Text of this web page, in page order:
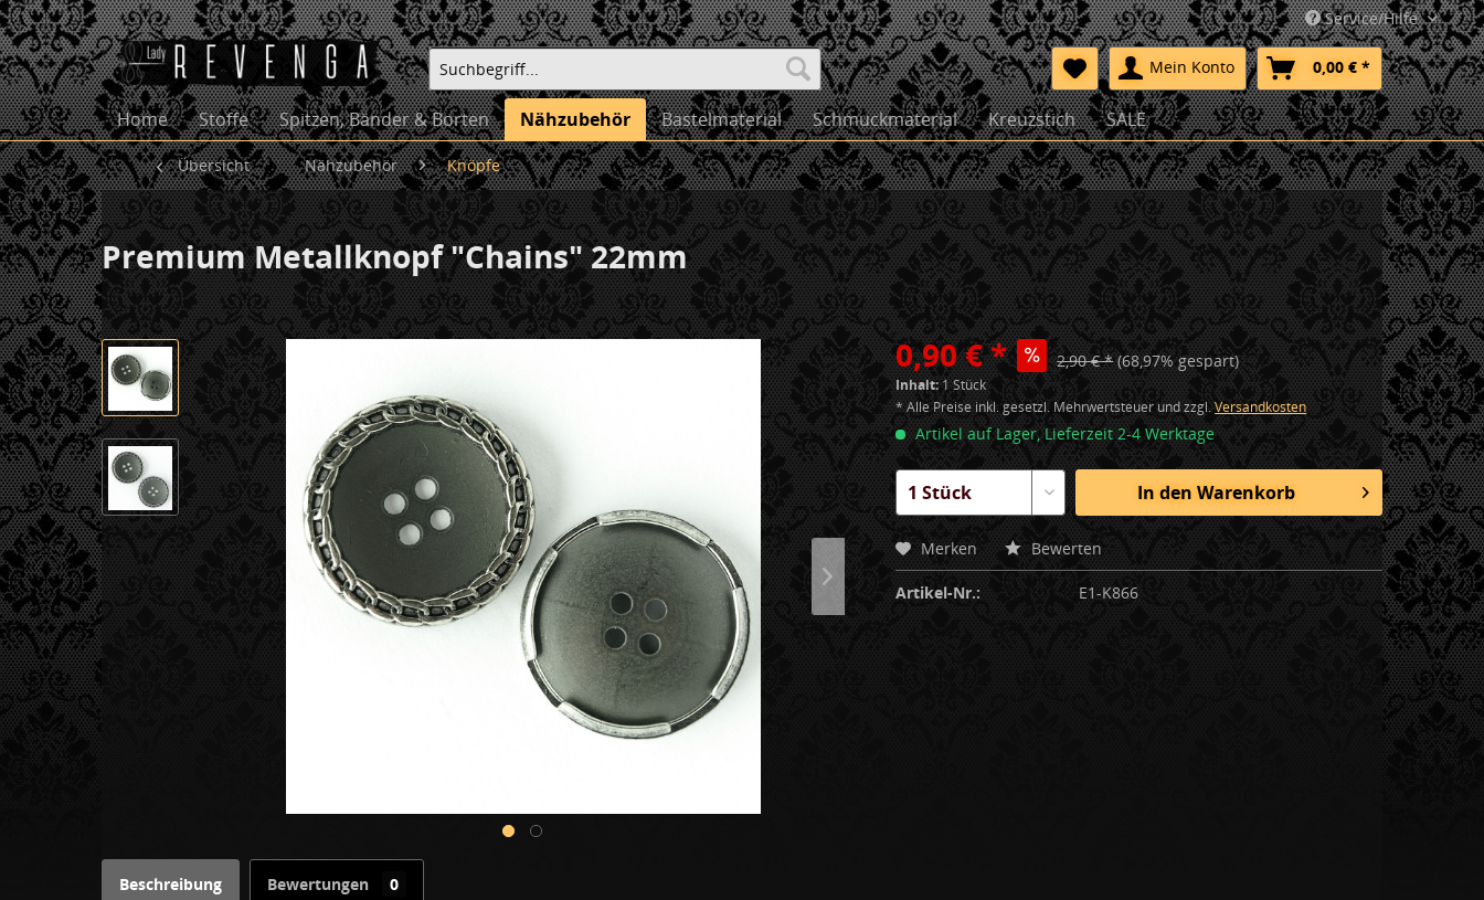
Service/Hilfe
Mein Konto 0,00 € *
Home Stoffe Spitzen, Bänder & Borten Nähzubehör Bastelmaterial Schmuckmaterial Kreuzstich SALE
Übersicht Nähzubehör Knöpfe
Premium Metallknopf "Chains" 22mm
0,90 € * 2,90 € * (68,97% gespart)
Inhalt:1 Stück
* Alle Preise inkl. gesetzl. Mehrwertsteuer und zzgl.Versandkosten
Artikel auf Lager, Lieferzeit 2-4 Werktage
In den Warenkorb
Merken Bewerten
Artikel-Nr.: E1-K866
Beschreibung Bewertungen 0